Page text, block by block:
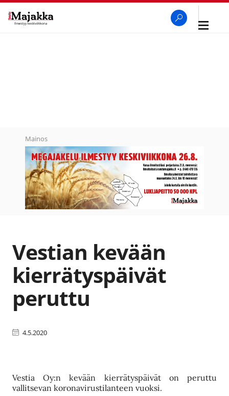
Avaa
Mainos
Vestian kevään
kierrätyspäivät
peruttu
4.5.2020
Vestia Oy:n kevään kierrätyspäivät on peruttu
vallitsevan koronavirustilanteen vuoksi.